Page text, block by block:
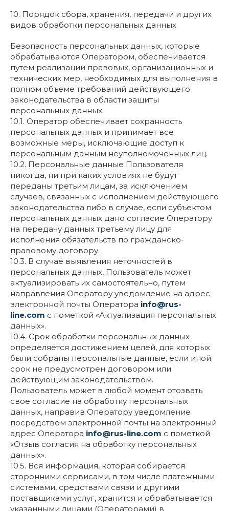
10. Порядок сбора, хранения, передачи и других
видов обработки персональных данных
Безопасность персональных данных, которые
обрабатываются Оператором, обеспечивается
путем реализации правовых, организационных и
технических мер, необходимых для выполнения в
полном объеме требований действующего
законодательства в области защиты
персональных данных.
10.1. Оператор обеспечивает сохранность
персональных данных и принимает все
возможные меры, исключающие доступ к
персональным данным неуполномоченных лиц.
10.2. Персональные данные Пользователя
никогда, ни при каких условиях не будут
переданы третьим лицам, за исключением
случаев, связанных с исполнением действующего
законодательства либо в случае, если субъектом
персональных данных дано согласие Оператору
на передачу данных третьему лицу для
исполнения обязательств по гражданско-
правовому договору.
10.3. В случае выявления неточностей в
персональных данных, Пользователь может
актуализировать их самостоятельно, путем
направления Оператору уведомление на адрес
электронной почты Оператора info@rus-
line.com с пометкой «Актуализация персональных
данных».
10.4. Срок обработки персональных данных
определяется достижением целей, для которых
были собраны персональные данные, если иной
срок не предусмотрен договором или
действующим законодательством.
Пользователь может в любой момент отозвать
свое согласие на обработку персональных
данных, направив Оператору уведомление
посредством электронной почты на электронный
адрес Оператора info@rus-line.com с пометкой
«Отзыв согласия на обработку персональных
данных».
10.5. Вся информация, которая собирается
сторонними сервисами, в том числе платежными
системами, средствами связи и другими
поставщиками услуг, хранится и обрабатывается
указанными лицами (Операторами) в